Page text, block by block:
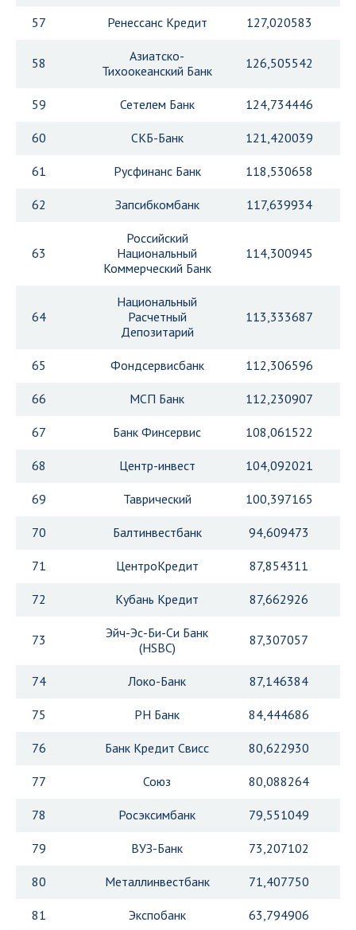
57 Ренессанс Кредит 127,020583
58
Азиатско-
Тихоокеанский Банк
126,505542
59 Сетелем Банк 124,734446
60 СКБ-Банк 121,420039
61 Русфинанс Банк 118,530658
62 Запсибкомбанк 117,639934
63
Российский
Национальный
Коммерческий Банк
114,300945
64
Национальный
Расчетный
Депозитарий
113,333687
65 Фондсервисбанк 112,306596
66 МСП Банк 112,230907
67 Банк Финсервис 108,061522
68 Центр-инвест 104,092021
69 Таврический 100,397165
70 Балтинвестбанк 94,609473
71 ЦентроКредит 87,854311
72 Кубань Кредит 87,662926
73
Эйч-Эс-Би-Си Банк
(HSBC)
87,307057
74 Локо-Банк 87,146384
75 РН Банк 84,444686
76 Банк Кредит Свисс 80,622930
77 Союз 80,088264
78 Росэксимбанк 79,551049
79 ВУЗ-Банк 73,207102
80 Металлинвестбанк 71,407750
81 Экспобанк 63,794906